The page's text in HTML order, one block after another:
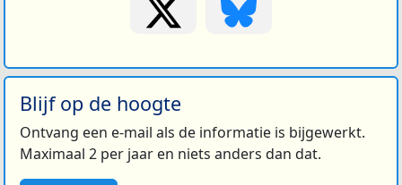
Blijf op de hoogte
Ontvang een e-mail als de informatie is bijgewerkt.
Maximaal 2 per jaar en niets anders dan dat.